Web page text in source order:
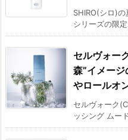
SHIRO(シロ)の
シリーズの限
セルヴォー
森”イメー
やロールオ
セルヴォーク
ッシング ムー